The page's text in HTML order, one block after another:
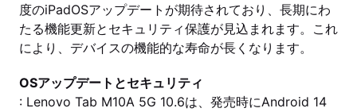
度のiPadOSアップデートが期待されており、長期にわ
たる機能更新とセキュリティ保護が見込まれます。これ
により、デバイスの機能的な寿命が長くなります。
OSアップデートとセキュリティ
: Lenovo Tab M10A 5G 10.6は、発売時にAndroid 14